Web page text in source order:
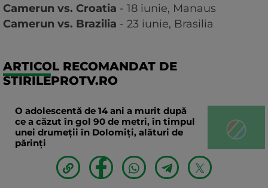
Camerun vs. Croatia - 18 iunie, Manaus
Camerun vs. Brazilia - 23 iunie, Brasilia
ARTICOL RECOMANDAT DE
STIRILEPROTV.RO
O adolescentă de 14 ani a murit după
ce a căzut în gol 90 de metri, în timpul
unei drumeții în Dolomiți, alături de
părinți